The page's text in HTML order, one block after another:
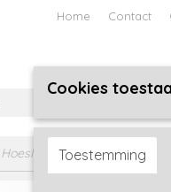
Home Contact
Hoeslaken katoen
Cookies
Toestemming